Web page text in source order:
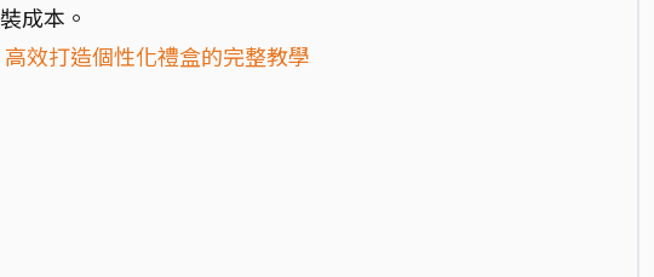
成本。
效打造個性化禮盒的完整教學